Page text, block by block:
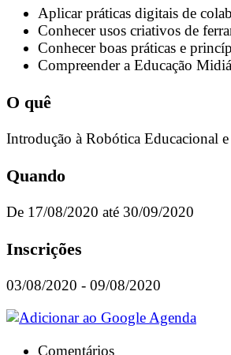
Aplicar práticas digitais de
Conhecer usos criativos de
Conhecer boas práticas e
Compreender a Educação
O quê
Introdução à Robótica Educacional
Quando
De 17/08/2020 até 30/09/2020
Inscrições
03/08/2020 - 09/08/2020
Comentários